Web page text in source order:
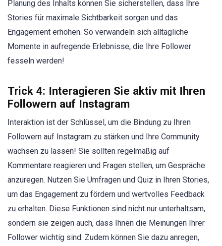
Planung des Inhalts können Sie sicherstellen, dass Ihre
Stories für maximale Sichtbarkeit sorgen und das
Engagement erhöhen. So verwandeln sich alltägliche
Momente in aufregende Erlebnisse, die Ihre Follower
fesseln werden!
Trick 4: Interagieren Sie aktiv mit Ihren
Followern auf Instagram
Interaktion ist der Schlüssel, um die Bindung zu Ihren
Followern auf Instagram zu stärken und Ihre Community
wachsen zu lassen! Sie sollten regelmäßig auf
Kommentare reagieren und Fragen stellen, um Gespräche
anzuregen. Nutzen Sie Umfragen und Quiz in Ihren Stories,
um das Engagement zu fördern und wertvolles Feedback
zu erhalten. Diese Funktionen sind nicht nur unterhaltsam,
sondern sie zeigen auch, dass Ihnen die Meinungen Ihrer
Follower wichtig sind. Zudem können Sie dazu anregen,